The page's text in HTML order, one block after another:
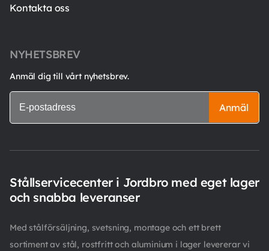
Kontakta oss
NYHETSBREV
Anmäl dig till vårt nyhetsbrev.
Anmäl
Stållservicecenter i Jordbro med eget lager
och snabba leveranser
Med stålförsäljning, svetsning, montage och ett brett
sortiment av stål, rostfritt och aluminium i lager levererar vi